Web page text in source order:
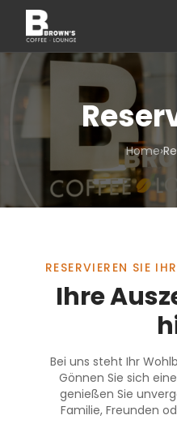
Home›
RESERVIEREN SIE
Ihre
Bei uns steht Ihr
Gönnen Sie sich
genießen Sie
Familie, Freunden